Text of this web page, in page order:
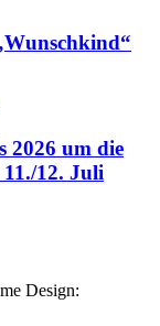
2026 um die
12. Juli
Design: